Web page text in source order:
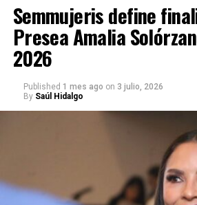
Semmujeris define
Presea Amalia
2026
Published 1 mes ago on 3 julio, 2026
By Saúl Hidalgo